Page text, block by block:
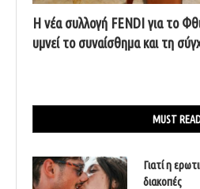
Η νέα συλλογή FENDI για το
υμνεί το συναίσθημα και τη
MUST
Γιατί η
διακοπές